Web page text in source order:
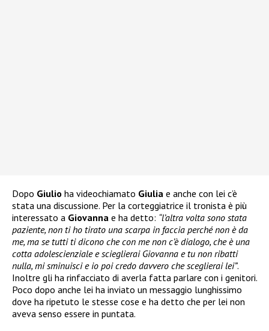
Dopo Giulio ha videochiamato Giulia e anche con lei c’è
stata una discussione. Per la corteggiatrice il tronista è più
interessato a Giovanna e ha detto: “l’altra volta sono stata
paziente, non ti ho tirato una scarpa in faccia perché non è da
me, ma se tutti ti dicono che con me non c’è dialogo, che è una
cotta adolescienziale e scieglierai Giovanna e tu non ribatti
nulla, mi sminuisci e io poi credo davvero che sceglierai lei”.
Inoltre gli ha rinfacciato di averla fatta parlare con i genitori.
Poco dopo anche lei ha inviato un messaggio lunghissimo
dove ha ripetuto le stesse cose e ha detto che per lei non
aveva senso essere in puntata.